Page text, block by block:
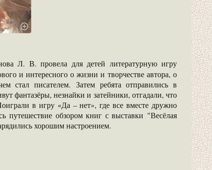
Л. В. провела для детей литературную игру
и интересного о жизни и творчестве автора, о
стал писателем. Затем ребята отправились в
фантазёры, незнайки и затейники, отгадали, что
в игру «Да – нет», где все вместе дружно
путешествие обзором книг с выставки "Весёлая
хорошим настроением.